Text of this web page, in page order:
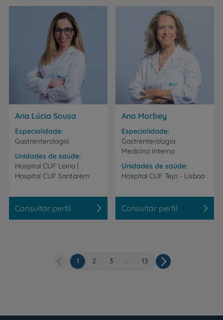
Ana Lúcia Sousa
Especialidade
Gastrenterologia
Unidades de saúde
Hospital CUF Leiria |
Hospital CUF Santarém
Consultar perfil
Ana Morbey
Especialidade
Gastrenterologia
Medicina Interna
Unidades de saúde
Hospital CUF Tejo - Lisboa
Consultar perfil
Página
1 Página
2 Página
3 …
Última
13